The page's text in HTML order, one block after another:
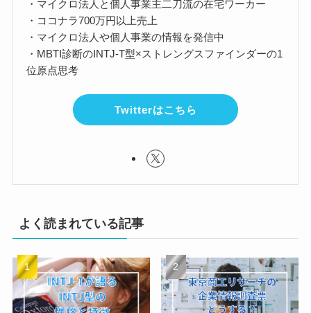
・マイクロ法人と個人事業主二刀流の在宅ワーカー
・ココナラ700万円以上売上
・マイクロ法人や個人事業の情報を発信中
・MBTI診断のINTJ-T型×ストレングスファインダーの1
位原点思考
Twitterはこちら
よく読まれている記事